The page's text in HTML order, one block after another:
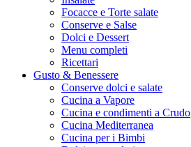
Focacce e Torte salate
Conserve e Salse
Dolci e Dessert
Menu completi
Ricettari
Gusto & Benessere
Conserve dolci e salate
Cucina a Vapore
Cucina e condimenti a Crudo
Cucina Mediterranea
Cucina per i Bimbi